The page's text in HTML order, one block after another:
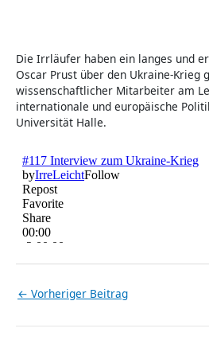
Die Irrläufer haben ein langes und
Oscar Prust über den Ukraine-Krieg
wissenschaftlicher Mitarbeiter am
internationale und europäische
Universität Halle.
← Vorheriger Beitrag